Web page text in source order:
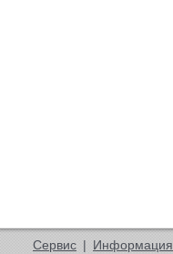
Сервис | Информация